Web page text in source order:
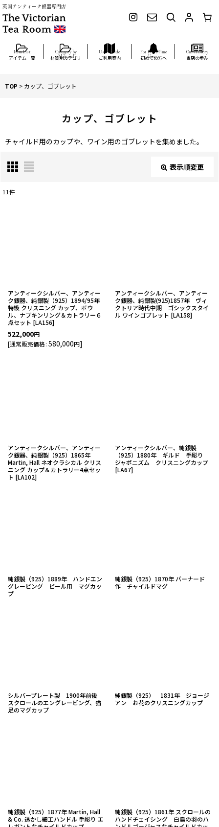
英国アンティーク銀器専門店
アイテム一覧 材質別カテゴリ ご利用案内 初めての方へ 当店の歩み
TOP > カップ、ゴブレット
カップ、ゴブレット
チャイルド用のカップや、ワイン用のゴブレットを集めました。
表示順変更
閉じる
11件
アンティークシルバー、アンティー
ク銀器、純銀製（925）1894/95年
特級 クリスニング カップ、ボウ
ル、ナプキンリング＆カトラリー６
点セット [LA156]
522,000円
[通常販売価格: 580,000円]
アンティークシルバー、アンティー
ク銀器、純銀製(925)1857年 ヴィ
クトリア時代中期 ゴシックスタイ
ル ワインゴブレット [LA158]
アンティークシルバー、アンティー
ク銀器、純銀製（925）1865年
Martin, Hall ネオクラシカル クリス
ニング カップ＆カトラリー4点セッ
ト [LA102]
アンティークシルバー、純銀製
（925）1880年 ギルド 手彫り
ジャポニズム クリスニングカップ
[LA67]
純銀製（925）1889年 ハンドエン
グレービング ビール用 マグカッ
プ
純銀製（925）1870年 バーナード
作 チャイルドマグ
シルバープレート製 1900年前後
スクロールのエングレービング、猫
足のマグカップ
純銀製（925） 1831年 ジョージ
アン お花のクリスニングカップ
純銀製（925）1877年 Martin, Hall
& Co. 透かし細工ハンドル 手彫り エ
純銀製（925）1861年 スクロールの
ハンドチェイシング 白鳥の羽のハ